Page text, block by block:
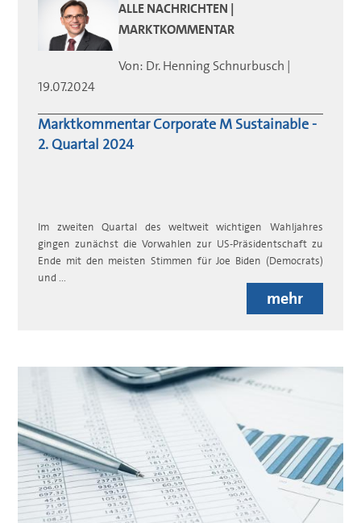
ALLE NACHRICHTEN |
MARKTKOMMENTAR
Von: Dr. Henning Schnurbusch |
19.07.2024
Marktkommentar Corporate M Sustainable -
2. Quartal 2024
Im zweiten Quartal des weltweit wichtigen Wahljahres
gingen zunächst die Vorwahlen zur US-Präsidentschaft zu
Ende mit den meisten Stimmen für Joe Biden (Democrats)
und ...
mehr